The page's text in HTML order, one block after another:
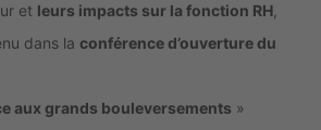
et leurs impacts sur la fonction RH
dans la conférence d’ouverture du
aux grands bouleversements »